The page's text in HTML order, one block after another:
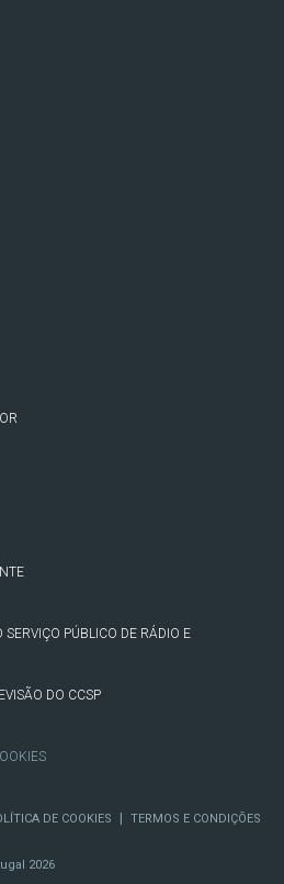
PÚBLICO DE RÁDIO E
DO CCSP
DE COOKIES | TERMOS E CONDIÇÕES
2026